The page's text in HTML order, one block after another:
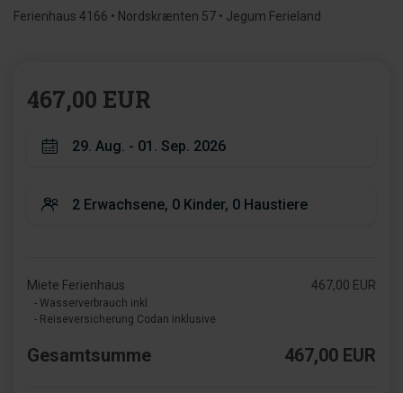
Ferienhaus 4166 • Nordskrænten 57 • Jegum Ferieland
467,00 EUR
Miete Ferienhaus
- Wasserverbrauch inkl.
- Reiseversicherung Codan inklusive
467,00 EUR
Gesamtsumme 467,00 EUR